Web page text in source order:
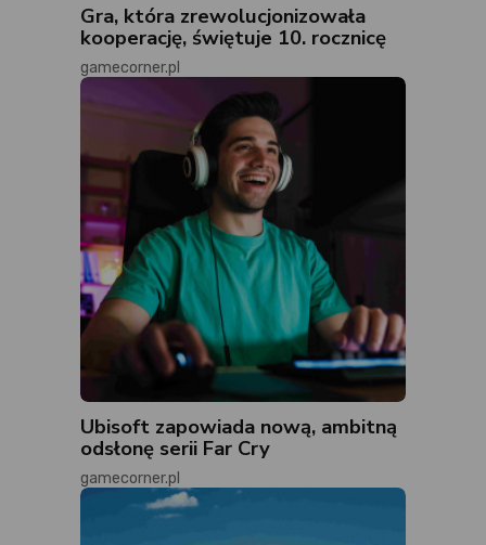
Gra, która zrewolucjonizowała
kooperację, świętuje 10. rocznicę
gamecorner.pl
Ubisoft zapowiada nową, ambitną
odsłonę serii Far Cry
gamecorner.pl